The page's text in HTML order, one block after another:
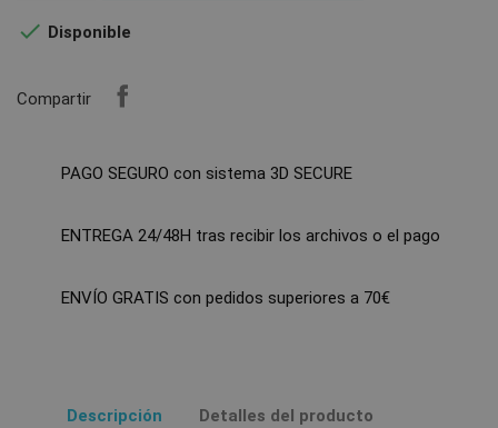
 Disponible
Compartir
PAGO SEGURO con sistema 3D SECURE
ENTREGA 24/48H tras recibir los archivos o el pago
ENVÍO GRATIS con pedidos superiores a 70€
Descripción Detalles del producto